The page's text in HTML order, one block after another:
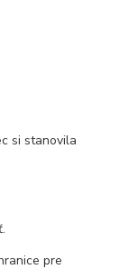
si stanovila
pre